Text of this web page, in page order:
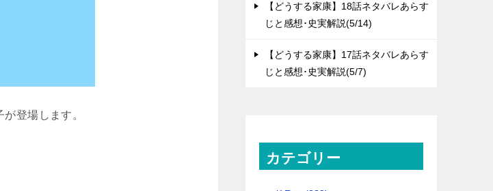
登場します。
【どうする家康】18話ネタバレあらす
じと感想･史実解説(5/14)
【どうする家康】17話ネタバレあらす
じと感想･史実解説(5/7)
カテゴリー